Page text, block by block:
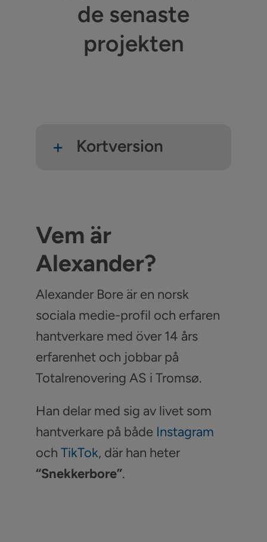
de senaste
projekten
Kortversion
Vem är
Alexander?
Alexander Bore är en norsk
sociala medie-profil och erfaren
hantverkare med över 14 års
erfarenhet och jobbar på
Totalrenovering AS i Tromsø.
Han delar med sig av livet som
hantverkare på både Instagram
och TikTok, där han heter
“Snekkerbore”.